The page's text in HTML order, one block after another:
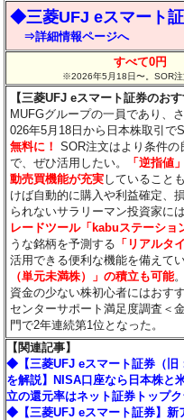
◆三菱UFJ eスマート証
⇒詳細情報ページへ
すべて0円
※2026年5月18日〜。SOR注
【三菱UFJ eスマート証券のおす
MUFGグループの一員であり、
026年5月18日から日本株取引で
無料に！ SOR注文はより条件
で、ぜひ活用したい。
「逆指値
動売買機能が充実していること
けば自動的に購入や利益確定、
られないサラリーマン投資家に
レードツール「kabuステーショ
うな銘柄を予測する 「リアルタ
活用できる便利な機能を備えて
（単元未満株）」の積立も可能
資金の少ない株初心者にはおす
センターサポート満足度調査＜
門で2年連続第1位となった。
【関連記事】
◆【三菱UFJ eスマート証券（旧
を解説】NISA口座なら日本株と
立の還元率はネット証券トップク
◆【三菱UFJ eスマート証券】新